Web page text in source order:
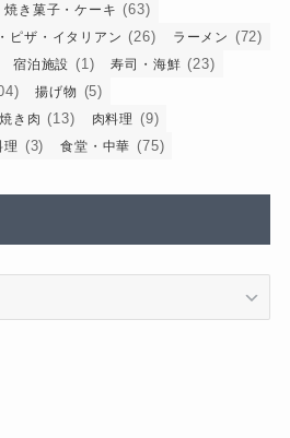
焼き菓子・ケーキ (63)
ピザ・イタリアン (26) ラーメン (72)
宿泊施設 (1) 寿司・海鮮 (23)
揚げ物 (5)
焼き肉 (13) 肉料理 (9)
理 (3) 食堂・中華 (75)